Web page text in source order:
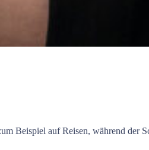
Beispiel auf Reisen, während der